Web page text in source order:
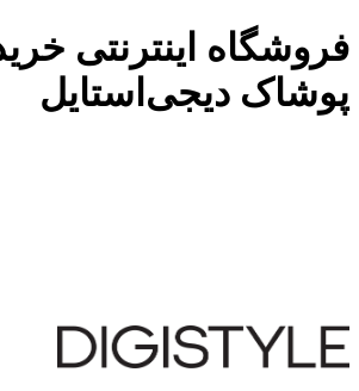
فروشگاه اینترنتی
پوشاک دیجی‌استایل